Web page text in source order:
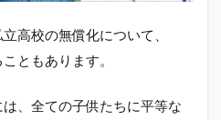
高校の無償化について、
ともあります。
、全ての子供たちに平等な